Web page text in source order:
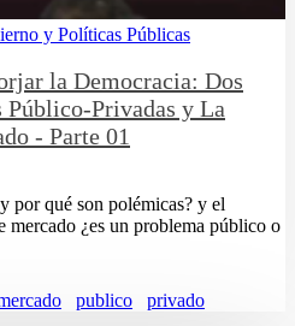
y Políticas Públicas
la Democracia: Dos
Privadas y La
- Parte 01
por qué son polémicas? y el
mercado ¿es un problema público o
publico privado